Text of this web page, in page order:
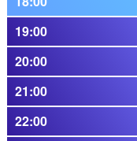
19:00
20:00
21:00
22:00